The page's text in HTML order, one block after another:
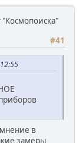
"Космопоиска"
#41
в
замеры